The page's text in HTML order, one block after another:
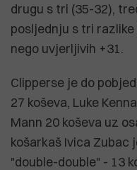
drugu s tri (35-32),
posljednju s tri razlike
nego uvjerljivih +31.
Clipperse je do
27 koševa, Luke
Mann 20 koševa uz
košarkaš Ivica Zubac
"double-double" - 13